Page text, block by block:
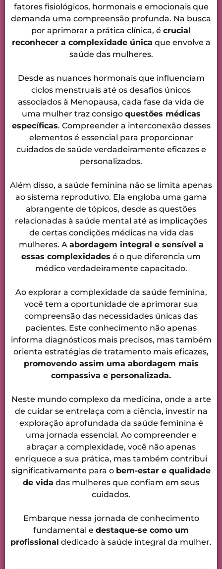
fatores fisiológicos, hormonais e emocionais que
demanda uma compreensão profunda. Na busca
por aprimorar a prática clínica, é crucial
reconhecer a complexidade única que envolve a
saúde das mulheres.
Desde as nuances hormonais que influenciam
ciclos menstruais até os desafios únicos
associados à Menopausa, cada fase da vida de
uma mulher traz consigo questões médicas
específicas. Compreender a interconexão desses
elementos é essencial para proporcionar
cuidados de saúde verdadeiramente eficazes e
personalizados.
Além disso, a saúde feminina não se limita apenas
ao sistema reprodutivo. Ela engloba uma gama
abrangente de tópicos, desde as questões
relacionadas à saúde mental até as implicações
de certas condições médicas na vida das
mulheres. A abordagem integral e sensível a
essas complexidades é o que diferencia um
médico verdadeiramente capacitado.
Ao explorar a complexidade da saúde feminina,
você tem a oportunidade de aprimorar sua
compreensão das necessidades únicas das
pacientes. Este conhecimento não apenas
informa diagnósticos mais precisos, mas também
orienta estratégias de tratamento mais eficazes,
promovendo assim uma abordagem mais
compassiva e personalizada.
Neste mundo complexo da medicina, onde a arte
de cuidar se entrelaça com a ciência, investir na
exploração aprofundada da saúde feminina é
uma jornada essencial. Ao compreender e
abraçar a complexidade, você não apenas
enriquece a sua prática, mas também contribui
significativamente para o bem-estar e qualidade
de vida das mulheres que confiam em seus
cuidados.
Embarque nessa jornada de conhecimento
fundamental e destaque-se como um
profissional dedicado à saúde integral da mulher.